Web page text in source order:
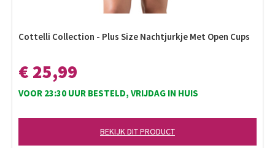
Cottelli Collection - Plus Size Nachtjurkje Met Open Cups
€ 25,99
VOOR 23:30 UUR BESTELD, VRIJDAG IN HUIS
BEKIJK DIT PRODUCT